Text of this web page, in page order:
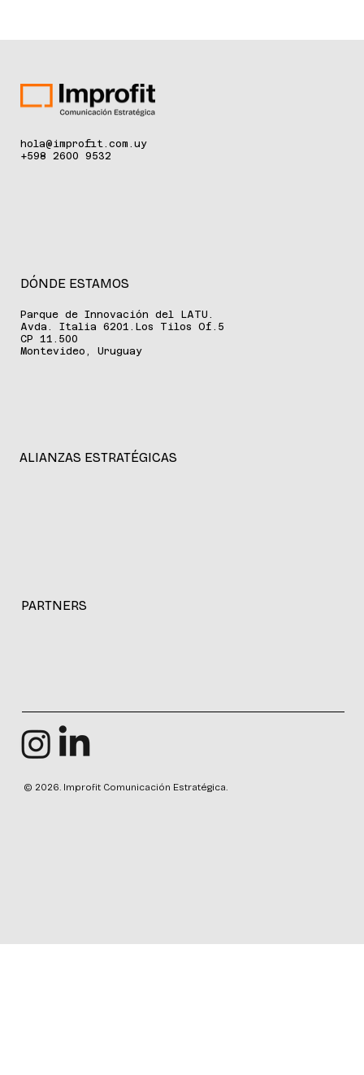
hola@improfit.com.uy
+598 2600 9532
DÓNDE ESTAMOS
Parque de Innovación del LATU.
Avda. Italia 6201.Los Tilos Of.5
CP 11.500
Montevideo, Uruguay
ALIANZAS ESTRATÉGICAS
PARTNERS
© 2026. Improfit Comunicación Estratégica.